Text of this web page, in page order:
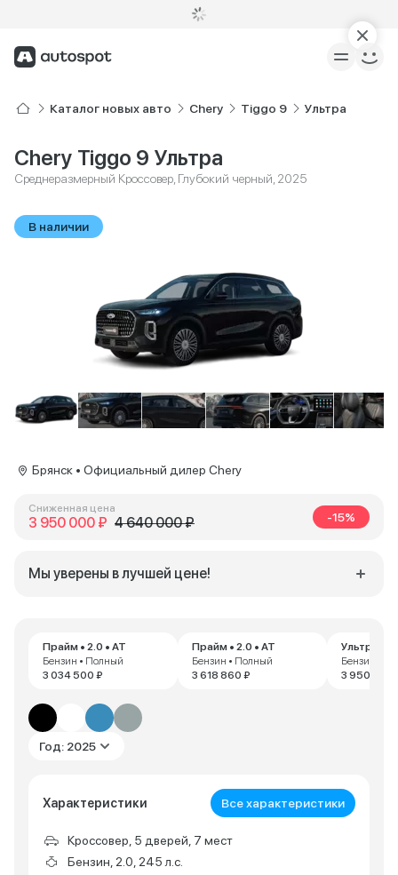
Каталог новых авто Chery Tiggo 9 Ультра
Chery Tiggo 9 Ультра
Среднеразмерный Кроссовер, Глубокий черный, 2025
В наличии
Прайм • 2.0 • AT
Бензин • Полный
3 034 500 ₽
Прайм • 2.0 • AT
Бензин • Полный
3 618 860 ₽
Ультра •
Бензин •
3 950 000
Год: 2025
Характеристики Все характеристики
Кроссовер, 5 дверей, 7 мест
Бензин, 2.0, 245 л.с.
Брянск • Официальный дилер Chery
Сниженная цена
3 950 000 ₽ 4 640 000 ₽ -15%
Мы уверены в лучшей цене!